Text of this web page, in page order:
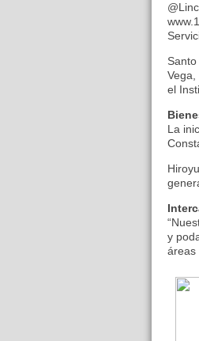
el
La
y
áreas